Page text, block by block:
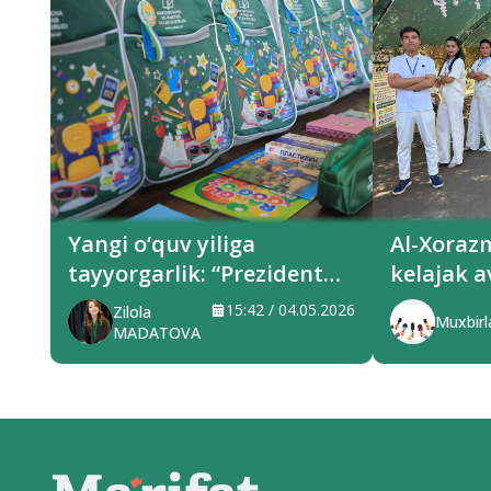
Yangi o‘quv yiliga
tayyorgarlik: “Prezident
sovg‘alari” hududlarga
yetkazilmoqda
Zilola
MADATOVA
15:42 / 04.05.2026
Al-
kelajak
xizmat